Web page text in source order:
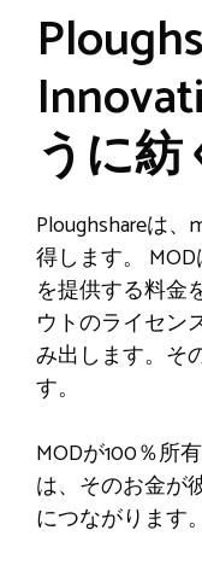
うに
Ploughshareは
得します。
を提供する料金
ウトのライセン
み出します。そ
す。
MODが100％所
は、そのお金が
につながります。